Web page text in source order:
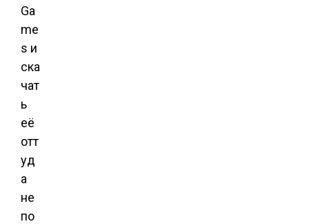
Ga
me
s и
ска
чат
ь
её
отт
уд
а
не
по